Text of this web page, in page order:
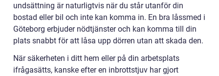
undsättning är naturligtvis när du står utanför din
bostad eller bil och inte kan komma in. En bra låssmed i
Göteborg erbjuder nödtjänster och kan komma till din
plats snabbt för att låsa upp dörren utan att skada den.
När säkerheten i ditt hem eller på din arbetsplats
ifrågasätts, kanske efter en inbrottstjuv har gjort